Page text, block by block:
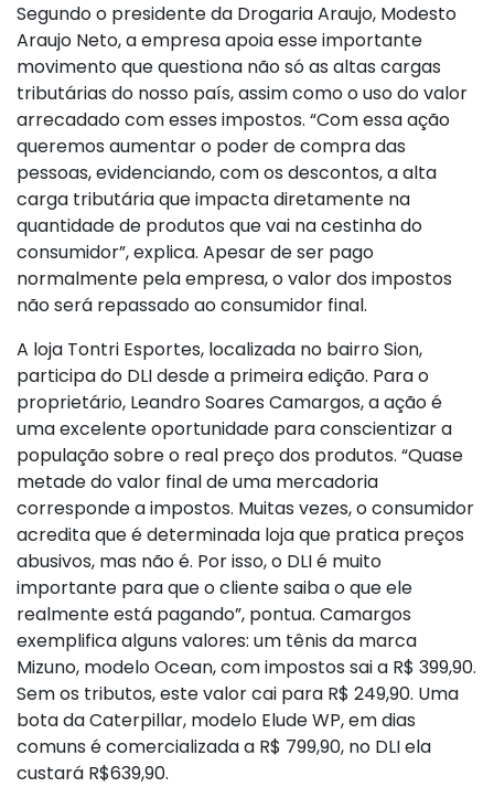
Segundo o presidente da Drogaria Araujo, Modesto
Araujo Neto, a empresa apoia esse importante
movimento que questiona não só as altas cargas
tributárias do nosso país, assim como o uso do valor
arrecadado com esses impostos. “Com essa ação
queremos aumentar o poder de compra das
pessoas, evidenciando, com os descontos, a alta
carga tributária que impacta diretamente na
quantidade de produtos que vai na cestinha do
consumidor”, explica. Apesar de ser pago
normalmente pela empresa, o valor dos impostos
não será repassado ao consumidor final.
A loja Tontri Esportes, localizada no bairro Sion,
participa do DLI desde a primeira edição. Para o
proprietário, Leandro Soares Camargos, a ação é
uma excelente oportunidade para conscientizar a
população sobre o real preço dos produtos. “Quase
metade do valor final de uma mercadoria
corresponde a impostos. Muitas vezes, o consumidor
acredita que é determinada loja que pratica preços
abusivos, mas não é. Por isso, o DLI é muito
importante para que o cliente saiba o que ele
realmente está pagando”, pontua. Camargos
exemplifica alguns valores: um tênis da marca
Mizuno, modelo Ocean, com impostos sai a R$ 399,90.
Sem os tributos, este valor cai para R$ 249,90. Uma
bota da Caterpillar, modelo Elude WP, em dias
comuns é comercializada a R$ 799,90, no DLI ela
custará R$639,90.